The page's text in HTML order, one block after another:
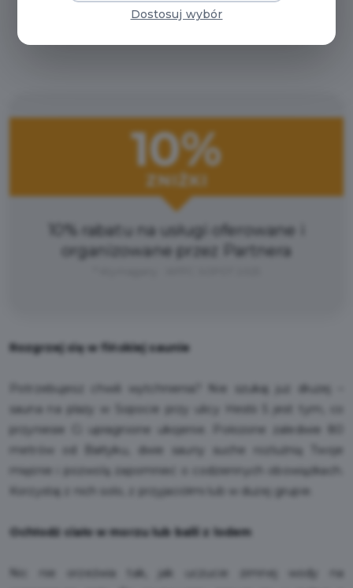
10%
ZNIŻKI
10% rabatu na usługi oferowane i
organizowane przez Partnera
Rozgrzej się w fińskiej saunie
Potrzebujesz chwili wytchnienia? Nie szukaj już dłużej –
sauna na plaży w Sopocie przy ulicy Hestii 5 jest tym, co
przyniesie Ci upragnione ukojenie. Położone zaledwie 80
metrów od Bałtyku, dwie sauny suche rozluźnią Twoje
mięśnie i pozwolą zapomnieć o codziennych obowiązkach.
Korzystaj z nich solo, z przyjaciółmi lub w dużej grupie.
Ochłodź ciało w morzu lub balii z lodem
Nic nie orzeźwia tak, jak uczucie zimnej wody na
Dostosuj wybór